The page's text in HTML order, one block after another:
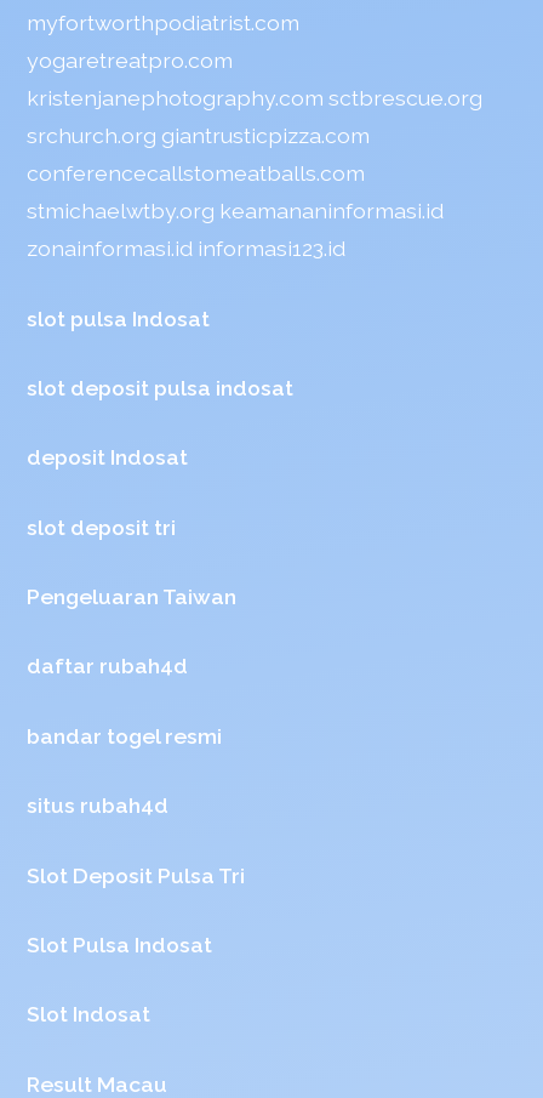
myfortworthpodiatrist.com
yogaretreatpro.com
kristenjanephotography.com sctbrescue.org
srchurch.org giantrusticpizza.com
conferencecallstomeatballs.com
stmichaelwtby.org keamananinformasi.id
zonainformasi.id informasi123.id
slot pulsa Indosat
slot deposit pulsa indosat
deposit Indosat
slot deposit tri
Pengeluaran Taiwan
daftar rubah4d
bandar togel resmi
situs rubah4d
Slot Deposit Pulsa Tri
Slot Pulsa Indosat
Slot Indosat
Result Macau